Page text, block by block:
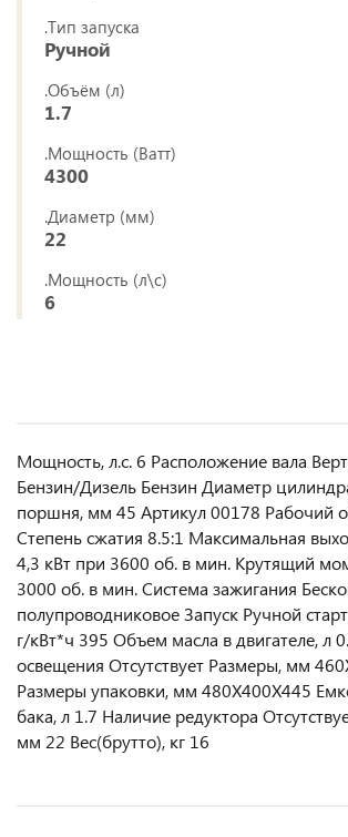
.Тип запуска
Ручной
.Объём (л)
1.7
.Мощность (Ватт)
4300
.Диаметр (мм)
22
.Мощность (л\с)
6
Мощность, л.с. 6 Расположение вала
Бензин/Дизель Бензин Диаметр
поршня, мм 45 Артикул 00178 Рабочий
Степень сжатия 8.5:1 Максимальная
4,3 кВт при 3600 об. в мин. Крутящий
3000 об. в мин. Система зажигания
полупроводниковое Запуск Ручной
г/кВт*ч 395 Объем масла в двигателе, л
освещения Отсутствует Размеры, мм
Размеры упаковки, мм 480Х400Х445
бака, л 1.7 Наличие редуктора
мм 22 Вес(брутто), кг 16